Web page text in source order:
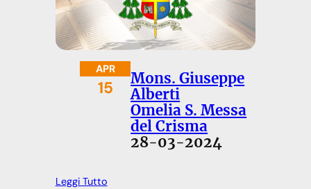
APR
15
Mons. Giuseppe
Alberti
Omelia S. Messa
del Crisma
28-03-2024
Leggi Tutto